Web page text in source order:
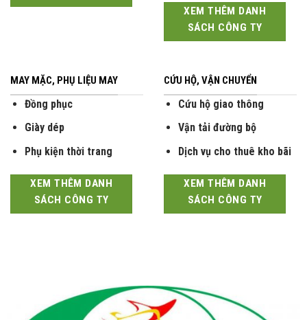
XEM THÊM DANH
SÁCH CÔNG TY
MAY MẶC, PHỤ LIỆU MAY
Đồng phục
Giày dép
Phụ kiện thời trang
XEM THÊM DANH
SÁCH CÔNG TY
CỨU HỘ, VẬN CHUYỂN
Cứu hộ giao thông
Vận tải đường bộ
Dịch vụ cho thuê kho bãi
XEM THÊM DANH
SÁCH CÔNG TY